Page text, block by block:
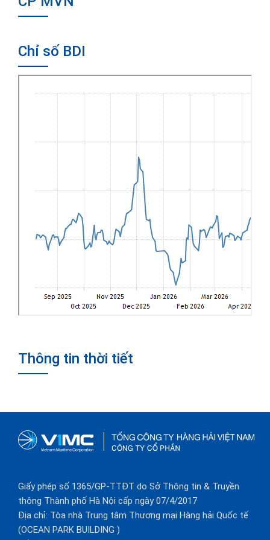
Chỉ số BDI
Thông tin thời tiết
Giấy phép số 1365/GP-TTĐT do Sở Thông tin & Truyền
thông Thành phố Hà Nội cấp ngày 07/4/2017
Địa chỉ: Tòa nhà Trung tâm Thương mại Hàng hải Quốc tế
(OCEAN PARK BUILDING )